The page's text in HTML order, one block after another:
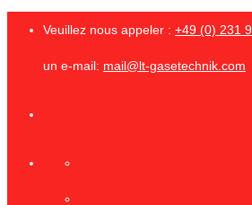
Veuillez nous appeler : +49 (0) 231
un e-mail: mail@lt-gasetechnik.com